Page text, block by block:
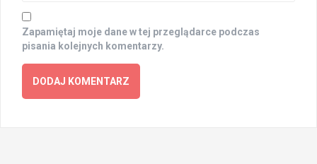
Zapamiętaj moje dane w tej przeglądarce podczas
pisania kolejnych komentarzy.